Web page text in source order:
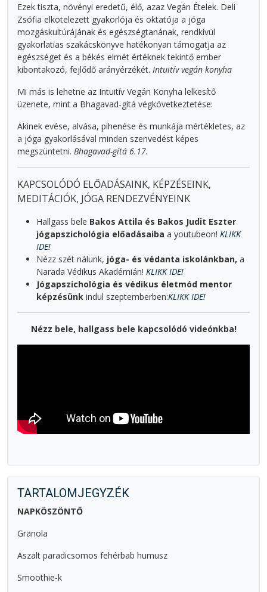
Ezek tiszta, növényi eredetű, élő, azaz Vegán Ételek. Deli
Zsófia elkötelezett gyakorlója és oktatója a jóga
mozgáskultúrájának és egészségtanának, rendkívül
gyakorlatias szakácskönyve hatékonyan támogatja az
egészséget és a békés elmét értéknek tekintő ember
kibontakozó, fejlődő arányérzékét. Intuitív vegán konyha
Mi más is lehetne az Intuitív Vegán Konyha lelkesítő
üzenete, mint a Bhagavad-gítá végkövetkeztetése:
Akinek evése, alvása, pihenése és munkája mértékletes, az
a jóga gyakorlásával minden szenvedést képes
megszüntetni. Bhagavad-gítá 6.17.
KAPCSOLÓDÓ ELŐADÁSAINK, KÉPZÉSEINK,
MEDITÁCIÓK, JÓGA RENDEZVÉNYEINK
Hallgass bele Bakos Attila és Bakos Judit Eszter
jógapszichológia előadásaiba a youtubeon! KLIKK
IDE!
Nézz szét nálunk, jóga- és védanta iskolánkban, a
Narada Védikus Akadémián! KLIKK IDE!
Jógapszichológia és védikus életmód mentor
képzésünk indul szeptemberben:KLIKK IDE!
Nézz bele, hallgass bele kapcsolódó videónkba!
TARTALOMJEGYZÉK
NAPKÖSZÖNTŐ
Granola
Aszalt paradicsomos fehérbab humusz
Smoothie-k